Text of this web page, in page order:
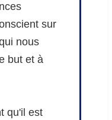
sur
nous
but et à
qu'il est